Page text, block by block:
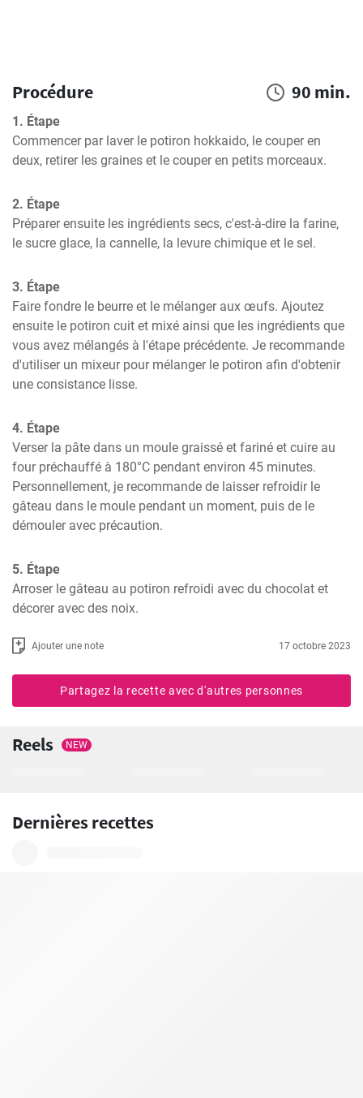
Procédure 90 min.
1. Étape
Commencer par laver le potiron hokkaido, le couper en
deux, retirer les graines et le couper en petits morceaux.
2. Étape
Préparer ensuite les ingrédients secs, c'est-à-dire la farine,
le sucre glace, la cannelle, la levure chimique et le sel.
3. Étape
Faire fondre le beurre et le mélanger aux œufs. Ajoutez
ensuite le potiron cuit et mixé ainsi que les ingrédients que
vous avez mélangés à l'étape précédente. Je recommande
d'utiliser un mixeur pour mélanger le potiron afin d'obtenir
une consistance lisse.
4. Étape
Verser la pâte dans un moule graissé et fariné et cuire au
four préchauffé à 180°C pendant environ 45 minutes.
Personnellement, je recommande de laisser refroidir le
gâteau dans le moule pendant un moment, puis de le
démouler avec précaution.
5. Étape
Arroser le gâteau au potiron refroidi avec du chocolat et
décorer avec des noix.
Ajouter une note 17 octobre 2023
Partagez la recette avec d'autres personnes
Reels NEW
Dernières recettes